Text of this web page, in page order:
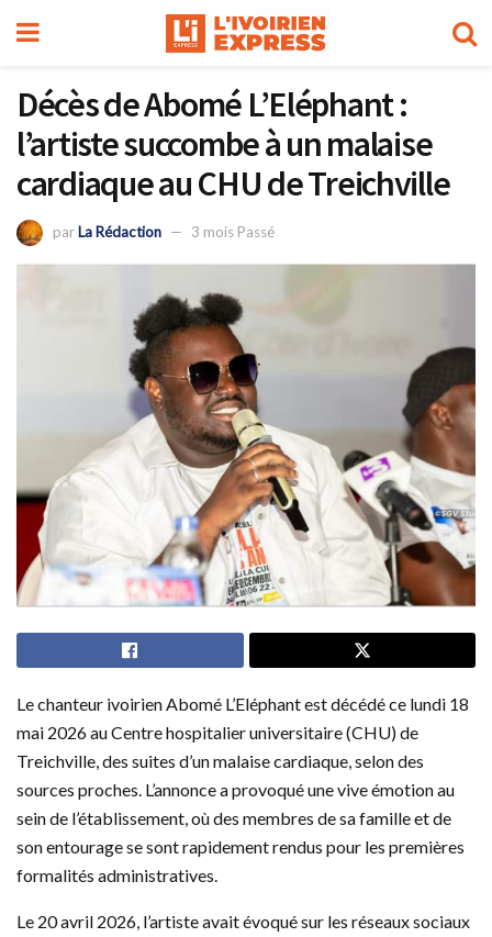
Décès de Abomé L’Eléphant :
l’artiste succombe à un malaise
cardiaque au CHU de Treichville
parLa Rédaction 3 mois Passé
Le chanteur ivoirien Abomé L’Eléphant est décédé ce lundi 18
mai 2026 au Centre hospitalier universitaire (CHU) de
Treichville, des suites d’un malaise cardiaque, selon des
sources proches. L’annonce a provoqué une vive émotion au
sein de l’établissement, où des membres de sa famille et de
son entourage se sont rapidement rendus pour les premières
formalités administratives.
Le 20 avril 2026, l’artiste avait évoqué sur les réseaux sociaux